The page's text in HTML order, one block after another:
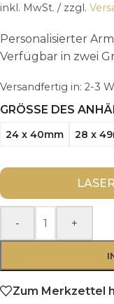
inkl. MwSt. / zzgl.
Personalisierter
Verfügbar in zwei
Versandfertig in: 2-3
GRÖSSE DES
24 x 40mm 28 x
- +
Zum Merkzettel